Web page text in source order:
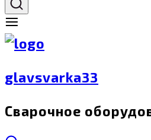
glavsvarka33
Сварочное